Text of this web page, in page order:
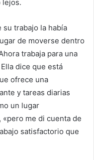
lejos.
trabajo la había
de moverse dentro
trabaja para una
dice que está
ofrece una
y tareas diarias
un lugar
me di cuenta de
satisfactorio que